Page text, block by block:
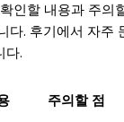
인할 내용과 주의
다. 후기에서 자주
다.
주의할 점